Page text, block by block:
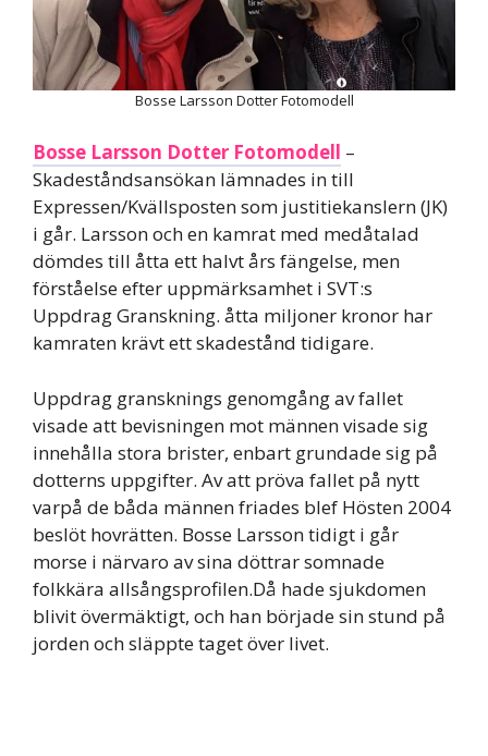
Bosse Larsson Dotter Fotomodell
Bosse Larsson Dotter Fotomodell –
Skadeståndsansökan lämnades in till
Expressen/Kvällsposten som justitiekanslern (JK)
i går. Larsson och en kamrat med medåtalad
dömdes till åtta ett halvt års fängelse, men
förståelse efter uppmärksamhet i SVT:s
Uppdrag Granskning. åtta miljoner kronor har
kamraten krävt ett skadestånd tidigare.
Uppdrag gransknings genomgång av fallet
visade att bevisningen mot männen visade sig
innehålla stora brister, enbart grundade sig på
dotterns uppgifter. Av att pröva fallet på nytt
varpå de båda männen friades blef Hösten 2004
beslöt hovrätten. Bosse Larsson tidigt i går
morse i närvaro av sina döttrar somnade
folkkära allsångsprofilen.Då hade sjukdomen
blivit övermäktigt, och han började sin stund på
jorden och släppte taget över livet.